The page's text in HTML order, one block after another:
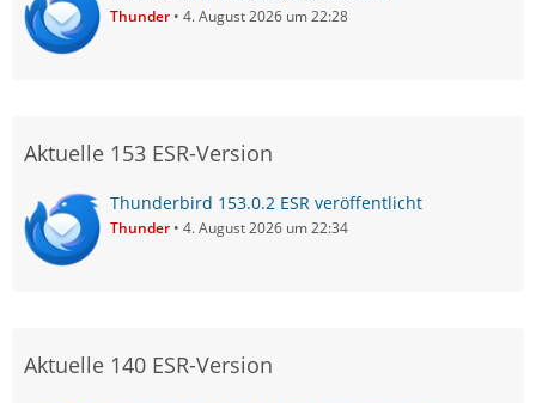
Thunder 4. August 2026 um 22:28
Aktuelle 153 ESR-Version
Thunderbird 153.0.2 ESR veröffentlicht
Thunder 4. August 2026 um 22:34
Aktuelle 140 ESR-Version